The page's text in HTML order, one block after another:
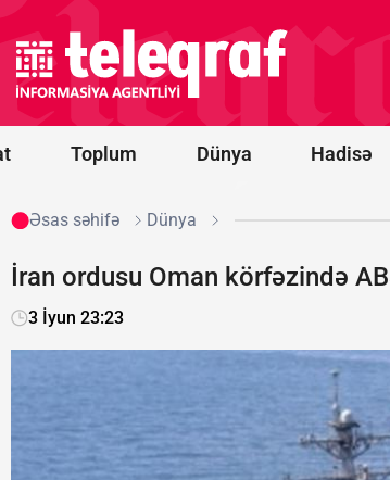
Toplum Dünya Hadisə
ABŞ hər ay
Ukraynaya
“Patriot”
raketləri
göndərəcək
Əsas səhifə Dünya
İran ordusu Oman körfəzində
3 İyun 23:23